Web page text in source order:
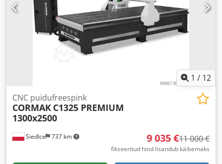
1 / 12
Siedlce 737 km
CNC puidufreespink
CORMAK C1325 PREMIUM
1300x2500
9 035 €11 000 €
fikseeritud hind lisandub käibemaks